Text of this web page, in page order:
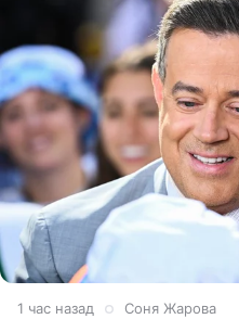
1 час назад Соня Жарова